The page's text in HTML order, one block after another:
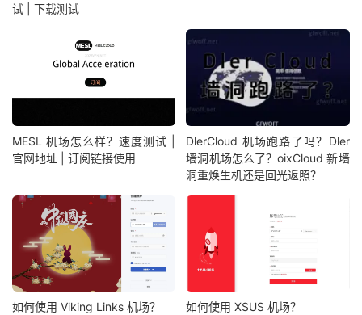
试 | 下载测试
MESL 机场怎么样？速度测试 |
官网地址 | 订阅链接使用
DlerCloud 机场跑路了吗？Dler
墙洞机场怎么了？oixCloud 新墙
洞重焕生机还是回光返照？
如何使用 Viking Links 机场？ 如何使用 XSUS 机场？